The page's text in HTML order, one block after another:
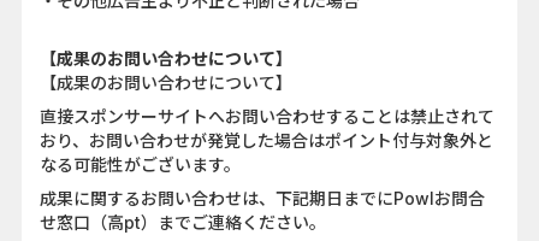
【成果のお問い合わせについて】
【成果のお問い合わせについて】
直接スポンサーサイトへお問い合わせすることは禁止されて
おり、お問い合わせが発覚した場合はポイント付与対象外と
なる可能性がございます。
成果に関するお問い合わせは、下記期日までにPowlお問合
せ窓口（高pt）までご連絡ください。